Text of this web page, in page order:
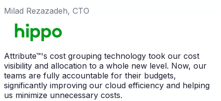
Milad Rezazadeh, CTO
Attribute™'s cost grouping technology took our cost
visibility and allocation to a whole new level. Now, our
teams are fully accountable for their budgets,
significantly improving our cloud efficiency and helping
us minimize unnecessary costs.